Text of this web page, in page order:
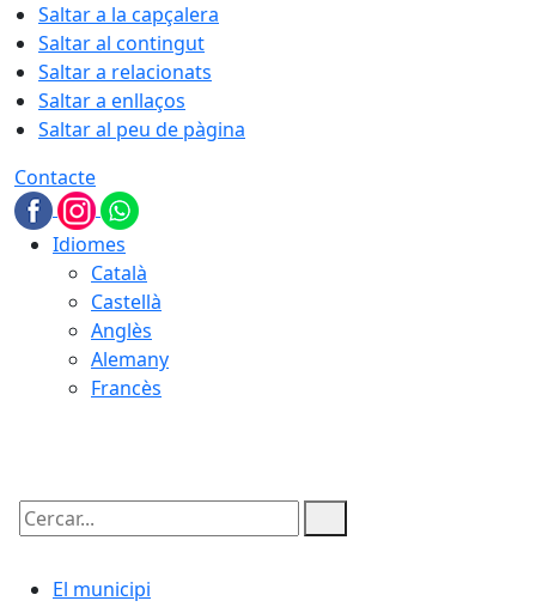
Saltar a la capçalera
Saltar al contingut
Saltar a relacionats
Saltar a enllaços
Saltar al peu de pàgina
Contacte
Idiomes
Català
Castellà
Anglès
Alemany
Francès
Cercar:
El municipi